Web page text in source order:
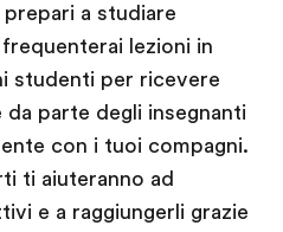
a studiare
lezioni in
studenti per ricevere
da parte degli insegnanti
con i tuoi compagni.
ti aiuteranno ad
e a raggiungerli grazie